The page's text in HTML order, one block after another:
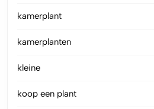
kamerplant
kamerplanten
kleine
koop een plant